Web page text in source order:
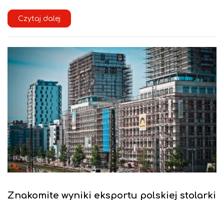
Czytaj dalej
Znakomite wyniki eksportu polskiej stolarki